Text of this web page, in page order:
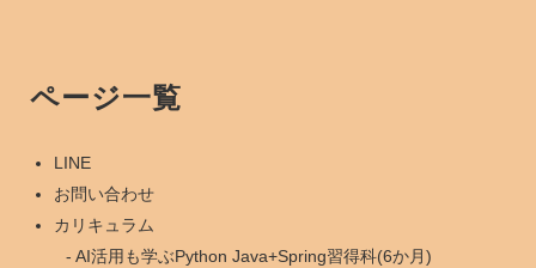
ページ一覧
LINE
お問い合わせ
カリキュラム
AI活用も学ぶPython Java+Spring習得科(6か月)